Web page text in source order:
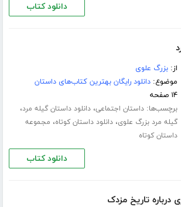
دانلود کتاب
از:بزرگ علوی
موضوع:دانلود رایگان بهترین کتاب‌های داستان
۱۴ صفحه
برچسب‌ها:داستان اجتماعی،دانلود داستان گیله مرد،
گیله مرد بزرگ علوی،دانلود داستان کوتاه، مجموعه
داستان کوتاه
دانلود کتاب
تاریخ مزدک